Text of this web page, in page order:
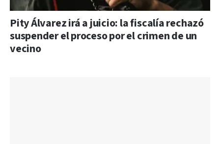
Pity Álvarez irá a juicio: la fiscalía rechazó
suspender el proceso por el crimen de un
vecino